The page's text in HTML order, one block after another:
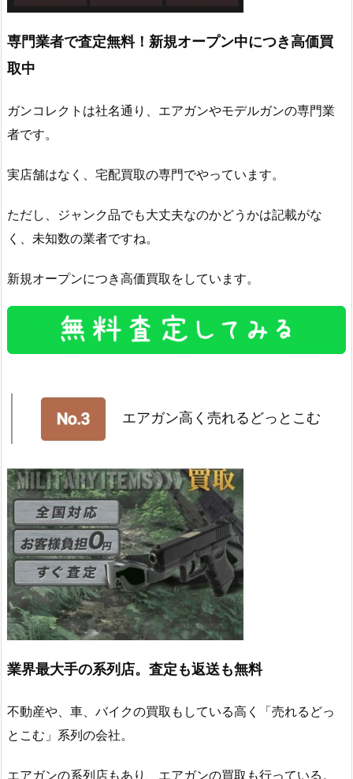
専門業者で査定無料！新規オープン中につき高価買
取中
ガンコレクトは社名通り、エアガンやモデルガンの専門業
者です。
実店舗はなく、宅配買取の専門でやっています。
ただし、ジャンク品でも大丈夫なのかどうかは記載がな
く、未知数の業者ですね。
新規オープンにつき高価買取をしています。
エアガン高く売れるどっとこむ
業界最大手の系列店。査定も返送も無料
不動産や、車、バイクの買取もしている高く「売れるどっ
とこむ」系列の会社。
エアガンの系列店もあり、エアガンの買取も行っている。